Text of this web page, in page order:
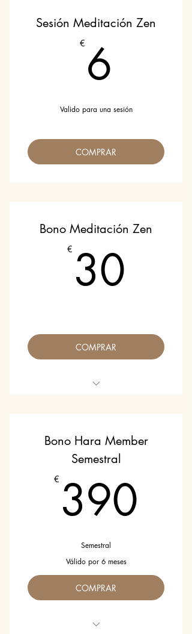
Sesión Meditación Zen
€ 6
Valido para una sesión
COMPRAR
Bono Meditación Zen
€ 30
COMPRAR
Bono Hara Member
Semestral
€ 390
Semestral
Válido por 6 meses
COMPRAR